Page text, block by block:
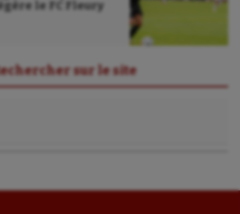
le FC Fleury
sur le site